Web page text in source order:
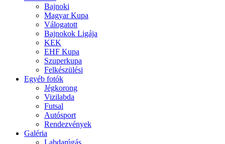
Bajnoki
Magyar Kupa
Válogatott
Bajnokok Ligája
KEK
EHF Kupa
Szuperkupa
Felkészülési
Egyéb fotók
Jégkorong
Vizilabda
Futsal
Autósport
Rendezvények
Galéria
Labdarúgás